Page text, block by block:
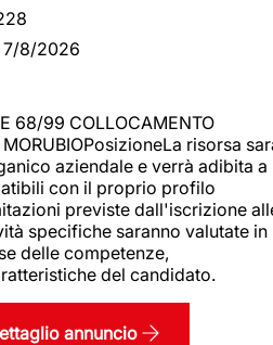
7/8/2026
68/99 COLLOCAMENTO
MORUBIOPosizioneLa risorsa
aziendale e verrà adibita a
con il proprio profilo
previste dall'iscrizione
specifiche saranno valutate in
delle competenze,
del candidato.
annuncio